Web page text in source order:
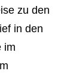
zu den
in den
im